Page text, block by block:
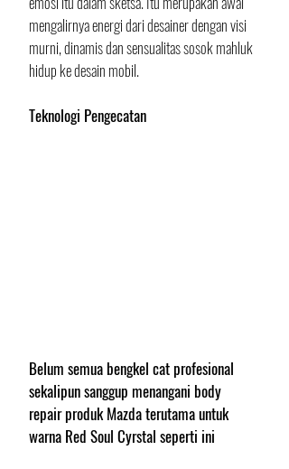
mengalirnya energi dari desainer dengan visi
murni, dinamis dan sensualitas sosok mahluk
hidup ke desain mobil.
Teknologi Pengecatan
Belum semua bengkel cat profesional
sekalipun sanggup menangani body
repair produk Mazda terutama untuk
warna Red Soul Cyrstal seperti ini